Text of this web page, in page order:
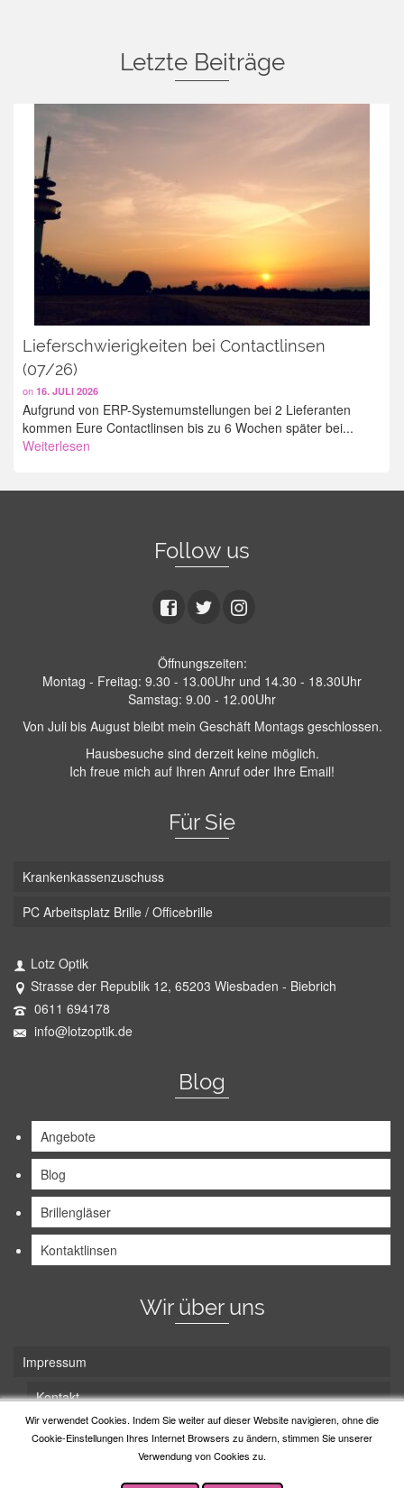
Letzte Beiträge
Lieferschwierigkeiten bei Contactlinsen
(07/26)
on 16. JULI 2026
Aufgrund von ERP-Systemumstellungen bei 2 Lieferanten
kommen Eure Contactlinsen bis zu 6 Wochen später bei...
Weiterlesen
Follow us
Öffnungszeiten:
Montag - Freitag: 9.30 - 13.00Uhr und 14.30 - 18.30Uhr
Samstag: 9.00 - 12.00Uhr
Von Juli bis August bleibt mein Geschäft Montags geschlossen.
Hausbesuche sind derzeit keine möglich.
Ich freue mich auf Ihren Anruf oder Ihre Email!
Für Sie
Krankenkassenzuschuss
PC Arbeitsplatz Brille / Officebrille
Lotz Optik
Strasse der Republik 12, 65203 Wiesbaden - Biebrich
0611 694178
info@lotzoptik.de
Blog
Angebote
Blog
Brillengläser
Kontaktlinsen
Wir über uns
Impressum
Kontakt
Unsere Tradition
Wir verwendet Cookies. Indem Sie weiter auf dieser Website navigieren, ohne die
Cookie-Einstellungen Ihres Internet Browsers zu ändern, stimmen Sie unserer
Verwendung von Cookies zu.